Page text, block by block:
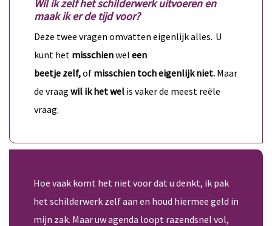
Wil ik zelf het schilderwerk uitvoeren en
maak ik er de tijd voor?
Deze twee vragen omvatten eigenlijk alles. U
kunt het misschienwel een
beetje zelf,of misschien toch eigenlijk niet. Maar
de vraag wil ik het wel is vaker de meest reële
vraag.
Hoe vaak komt het niet voor dat u denkt, ik pak
het schilderwerk zelf aan en houd hiermee geld in
mijn zak. Maar uw agenda loopt razendsnel vol,